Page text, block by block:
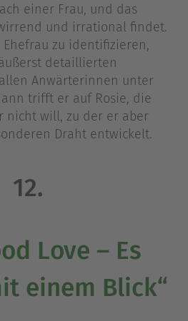
einer Frau, und das
und irrational findet.
zu identifizieren,
detaillierten
Anwärterinnen unter
trifft er auf Rosie, die
nicht will, zu der er aber
Draht entwickelt.
12.
Love – Es
einem Blick“